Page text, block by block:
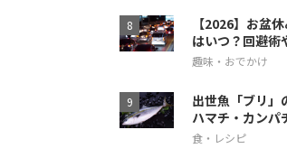
【2026】お盆
はいつ？回避術
も
趣味・おでかけ
出世魚「ブリ」
ハマチ・カンパ
違いも解説
食・レシピ